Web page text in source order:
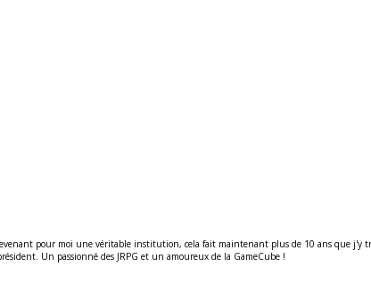
pour moi une véritable institution, cela fait maintenant plus de 10 ans que j'y
Un passionné des JRPG et un amoureux de la GameCube !